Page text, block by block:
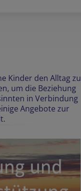
Kinder den Alltag zu
um die Beziehung
in Verbindung
Angebote zur